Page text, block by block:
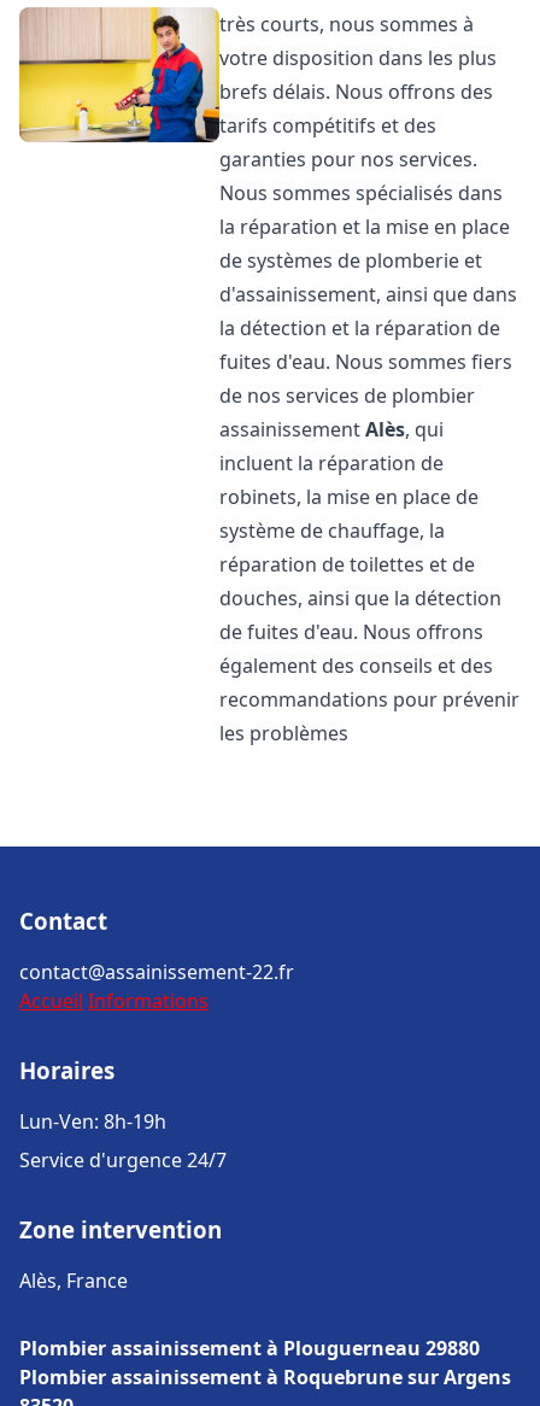
très courts, nous sommes à
votre disposition dans les plus
brefs délais. Nous offrons des
tarifs compétitifs et des
garanties pour nos services.
Nous sommes spécialisés dans
la réparation et la mise en place
de systèmes de plomberie et
d'assainissement, ainsi que dans
la détection et la réparation de
fuites d'eau. Nous sommes fiers
de nos services de plombier
assainissementAlès, qui
incluent la réparation de
robinets, la mise en place de
système de chauffage, la
réparation de toilettes et de
douches, ainsi que la détection
de fuites d'eau. Nous offrons
également des conseils et des
recommandations pour prévenir
les problèmes
Contact
contact@assainissement-22.fr
Accueil Informations
Horaires
Lun-Ven: 8h-19h
Service d'urgence 24/7
Zone intervention
Alès, France
Plombier assainissement à Plouguerneau 29880
Plombier assainissement à Roquebrune sur Argens